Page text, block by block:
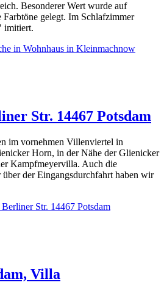
Besonderer Wert wurde auf
Farbtöne gelegt. Im Schlafzimmer
imitiert.
in Wohnhaus in Kleinmachnow
Str. 14467 Potsdam
im vornehmen Villenviertel in
Horn, in der Nähe der Glienicker
Kampfmeyervilla. Auch die
der Eingangsdurchfahrt haben wir
Str. 14467 Potsdam
Villa